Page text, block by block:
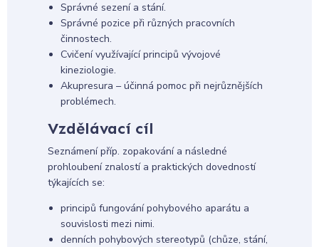
Správné sezení a stání.
Správné pozice při různých pracovních
činnostech.
Cvičení využívající principů vývojové
kineziologie.
Akupresura – účinná pomoc při nejrůznějších
problémech.
Vzdělávací cíl
Seznámení příp. zopakování a následné
prohloubení znalostí a praktických dovedností
týkajících se:
principů fungování pohybového aparátu a
souvislosti mezi nimi.
denních pohybových stereotypů (chůze, stání,